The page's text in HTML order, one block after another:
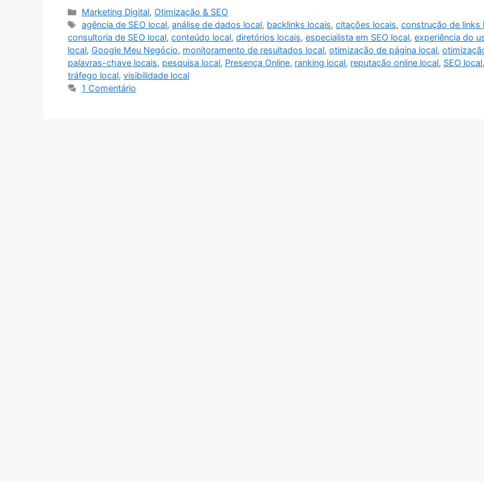
Categorias
Marketing Digital, Otimização & SEO
Tags
agência de SEO local,análise de dados local, backlinks locais,citações locais,construção de links
consultoria de SEO local, conteúdo local, diretórios locais, especialista em SEO local, experiência do
local, Google Meu Negócio, monitoramento de resultados local, otimização de página local,
palavras-chave locais, pesquisa local, Presença Online, ranking local, reputação online local, SEO local,
tráfego local, visibilidade local
1 Comentário